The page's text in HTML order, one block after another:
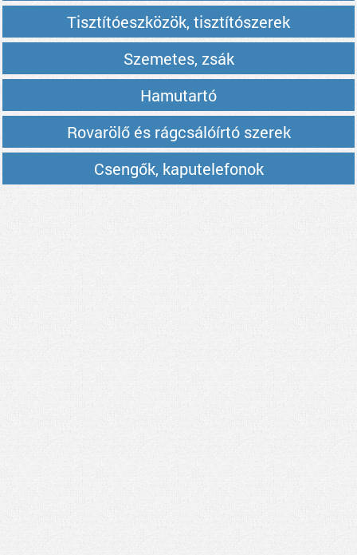
Tisztítóeszközök, tisztítószerek
Szemetes, zsák
Hamutartó
Rovarölő és rágcsálóírtó szerek
Csengők, kaputelefonok